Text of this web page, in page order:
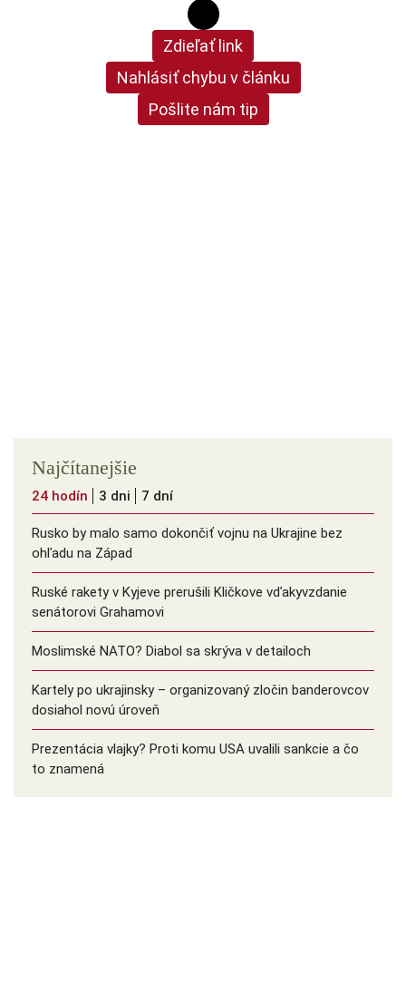
Zdieľať link
Nahlásiť chybu v článku
Pošlite nám tip
Najčítanejšie
24 hodín 3 dni 7 dní
Rusko by malo samo dokončiť vojnu na Ukrajine bez
ohľadu na Západ
Ruské rakety v Kyjeve prerušili Kličkove vďakyvzdanie
senátorovi Grahamovi
Moslimské NATO? Diabol sa skrýva v detailoch
Kartely po ukrajinsky – organizovaný zločin banderovcov
dosiahol novú úroveň
Prezentácia vlajky? Proti komu USA uvalili sankcie a čo
to znamená